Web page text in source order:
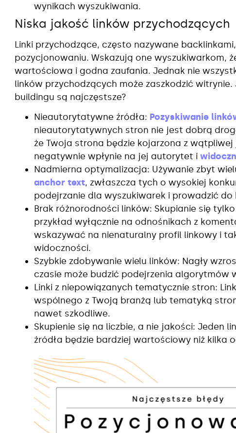
wynikach wyszukiwania.
Niska jakość linków przychodzących
Linki przychodzące, często nazywane
pozycjonowaniu. Wskazują one wyszukiwarkom,
wartościowa i godna zaufania. Jednak nie
linków przychodzących może zaszkodzić witrynie.
buildingu są najczęstsze?
Nieautorytatywne źródła: Pozyskiwanie
nieautorytatywnych stron nie jest dobrą
że Twoja strona będzie kojarzona z
negatywnie wpłynie na jej autorytet i
Nadmierna optymalizacja: Używanie zbyt
anchor text, zwłaszcza tych o wysokiej
podejrzanie dla wyszukiwarek i prowadzić do
Brak różnorodności linków: Skupianie się
przykład wyłącznie na odnośnikach z
wskazywać na nienaturalny profil linkowy i
widoczności.
Szybkie zdobywanie wielu linków: Nagły
czasie może budzić podejrzenia algorytmów
Linki z niepowiązanych tematycznie stron:
wspólnego z Twoją branżą lub tematyką
nawet szkodliwe.
Skupienie się na liczbie, a nie jakości: Jeden
źródła będzie bardziej wartościowy niż kilka